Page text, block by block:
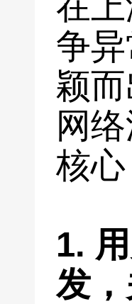
争
颖
网
核
1.
发